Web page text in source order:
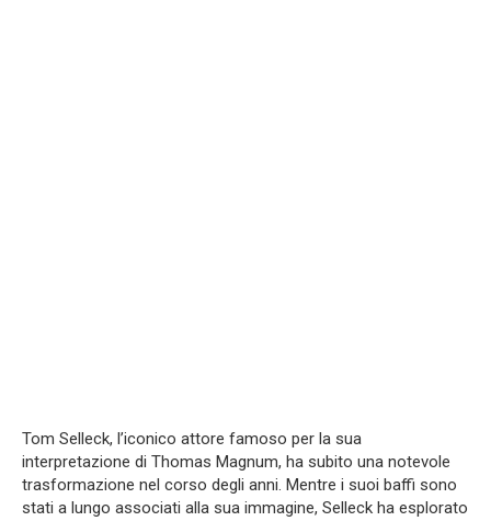
Tom Selleck, l’iconico attore famoso per la sua
interpretazione di Thomas Magnum, ha subito una notevole
trasformazione nel corso degli anni. Mentre i suoi baffi sono
stati a lungo associati alla sua immagine, Selleck ha esplorato